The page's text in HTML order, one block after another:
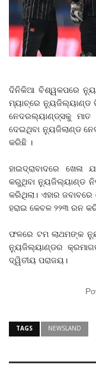
ଦିନିକିଆ ବିଶ୍ୱକପରେ
ମ୍ୟାଚ୍‌ରେ ନ୍ୟୁଜିଲ୍ୟାଣ୍ଡ
ନେଦରଲ୍ୟାଣ୍ଡ୍ସକୁ
ଦେଇଥିବା ନ୍ୟୁଜିଲାଣ୍ଡ
କରିଛି ।
ହାଇଦ୍ରାବାଦରେ
କରୁଥିବା ନ୍ୟୁଜିଲ୍ୟାଣ୍ଡ
କରିଥିଲା। ଏହାର
ହରାଇ କେବଳ ୨୨୩ ରନ
ଫଳରେ ଟମ ଲାଥମଙ୍କ
ନ୍ୟୁଜିଲ୍ୟାଣ୍ଡର
ଦ୍ୱିତୀୟ ପରାଜୟ।
TAGS NEWSLAND